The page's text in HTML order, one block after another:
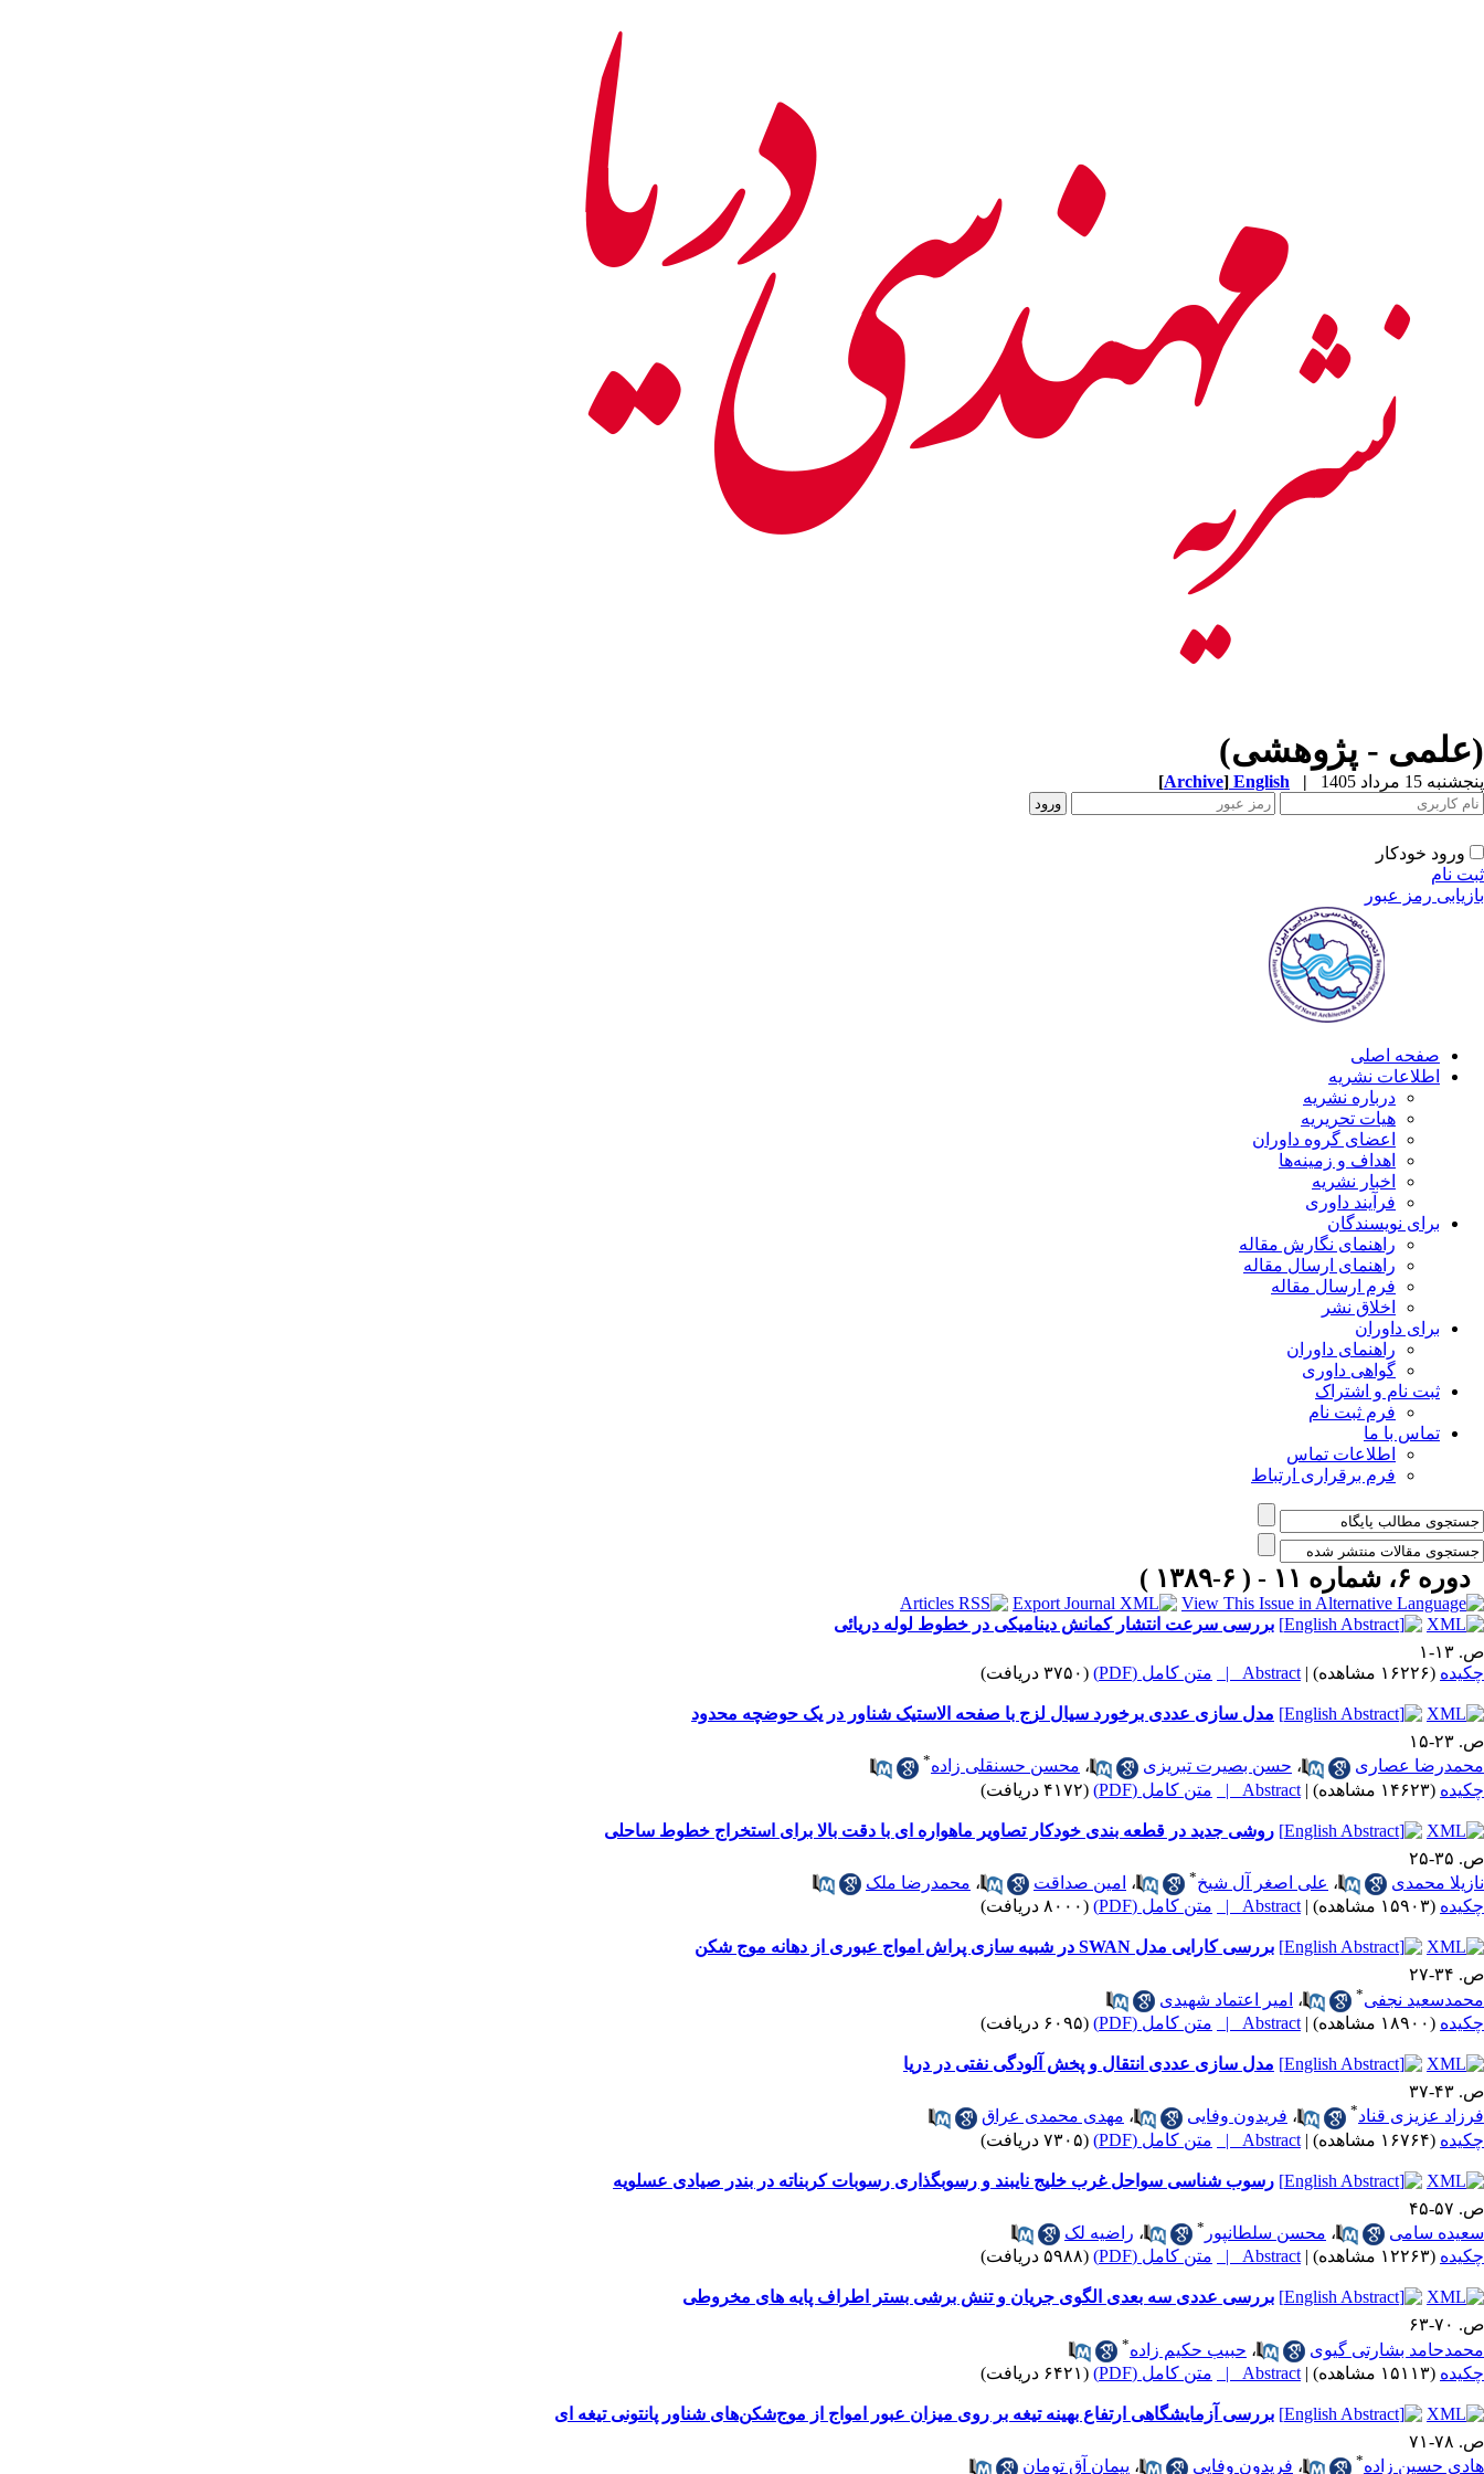
(علمی - پژوهشی)
پنجشنبه 15 مرداد 1405 |
English
[Archive]
ورود خودکار
ثبت نام
بازیابی رمز عبور
صفحه اصلی
اطلاعات نشریه
درباره نشریه
هیات تحریریه
اعضای گروه داوران
اهداف و زمینه‌ها
اخبار نشریه
فرآیند داوری
برای نویسندگان
راهنمای نگارش مقاله
راهنمای ارسال مقاله
فرم ارسال مقاله
اخلاق نشر
برای داوران
راهنمای داوران
گواهی داوری
ثبت نام و اشتراک
فرم ثبت نام
تماس با ما
اطلاعات تماس
فرم برقراری ارتباط
دوره ۶، شماره ۱۱ - ( ۶-۱۳۸۹ )
بررسی سرعت انتشار کمانش دینامیکی در خطوط لوله دریائی
ص. ۱۳-۱
چکیده (۱۶۲۲۶ مشاهده) |
Abstract | متن کامل (PDF) (۳۷۵۰ دریافت)
مدل سازی عددی برخورد سیال لزج با صفحه الاستیک شناور در یک حوضچه محدود
ص. ۲۳-۱۵
محمدرضا عصاری
، حسن بصیرت تبریزی ، محسن حسنقلی زاده*
چکیده (۱۴۶۲۳ مشاهده) |
Abstract | متن کامل (PDF) (۴۱۷۲ دریافت)
روشی جدید در قطعه بندی خودکار تصاویر ماهواره ای با دقت بالا برای استخراج خطوط ساحلی
ص. ۳۵-۲۵
نازیلا محمدی
، علی اصغر آل شیخ* ، امین صداقت ، محمدرضا ملک
چکیده (۱۵۹۰۳ مشاهده) |
Abstract | متن کامل (PDF) (۸۰۰۰ دریافت)
بررسی کارایی مدل SWAN در شبیه سازی پراش امواج عبوری از دهانه موج شکن
ص. ۳۴-۲۷
محمدسعید نجفی* ، امیر اعتماد شهیدی
چکیده (۱۸۹۰۰ مشاهده) |
Abstract | متن کامل (PDF) (۶۰۹۵ دریافت)
مدل سازی عددی انتقال و پخش آلودگی نفتی در دریا
ص. ۴۳-۳۷
فرزاد عزیزی قناد* ، فریدون وفایی ، مهدی محمدی عراق
چکیده (۱۶۷۶۴ مشاهده) |
Abstract | متن کامل (PDF) (۷۳۰۵ دریافت)
رسوب شناسی سواحل غرب خلیج نایبند و رسوبگذاری رسوبات کربناته در بندر صیادی عسلویه
ص. ۵۷-۴۵
سعیده سامی
، محسن سلطانپور * ، راضیه لک
چکیده (۱۲۲۶۳ مشاهده) |
Abstract | متن کامل (PDF) (۵۹۸۸ دریافت)
بررسی عددی سه بعدی الگوی جریان و تنش برشی بستر اطراف پایه های مخروطی
ص. ۷۰-۶۳
محمدحامد بشارتی گیوی
، حبیب حکیم زاده*
چکیده (۱۵۱۱۳ مشاهده) |
Abstract | متن کامل (PDF) (۶۴۲۱ دریافت)
بررسی آزمایشگاهی ارتفاع بهینه تیغه بر روی میزان عبور امواج از موج‌شکن‌های شناور پانتونی تیغه ای
ص. ۷۸-۷۱
هادی حسین زاده* ، فریدون وفایی ، پیمان آق تومان